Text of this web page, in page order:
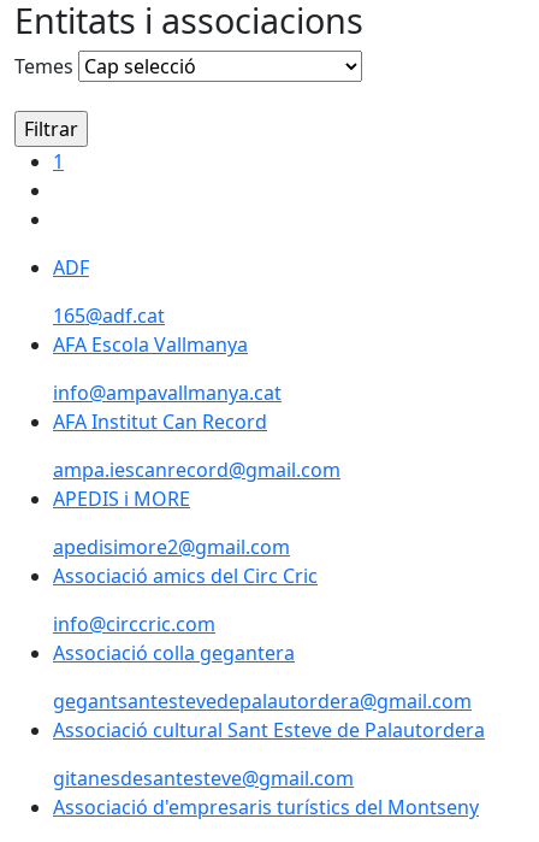
Entitats i associacions
Temes
1
ADF
ADF
165@adf.cat
AFA Escola Vallmanya
AFA Escola Vallmanya
info@ampavallmanya.cat
AFA Institut Can Record
AFA Institut Can Record
ampa.iescanrecord@gmail.com
APEDIS i MORE
APEDIS i MORE
apedisimore2@gmail.com
Associació amics del Circ Cric
Associació amics del Circ Cric
info@circcric.com
Associació colla gegantera
Associació colla gegantera
gegantsantestevedepalautordera@gmail.com
Associació cultural Sant Esteve de Palautordera
Associació cultural Sant Esteve de Palautordera
gitanesdesantesteve@gmail.com
Associació d'empresaris turístics del Montseny
Associació d'empresaris turístics del Montseny